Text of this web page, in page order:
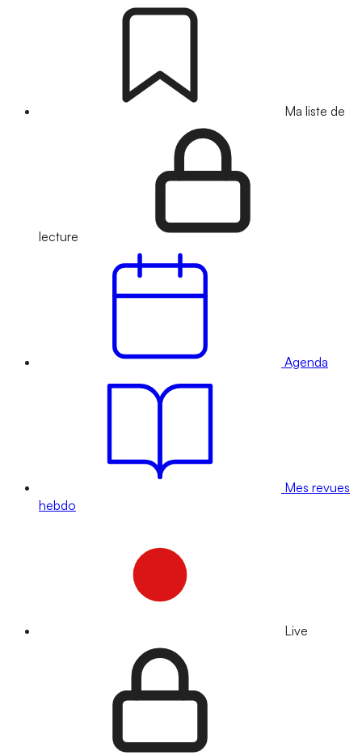
Ma liste de
lecture
Agenda
Mes revues
hebdo
Live